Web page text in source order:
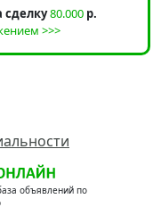
сделку80.000 р.
>>>
объявлений по